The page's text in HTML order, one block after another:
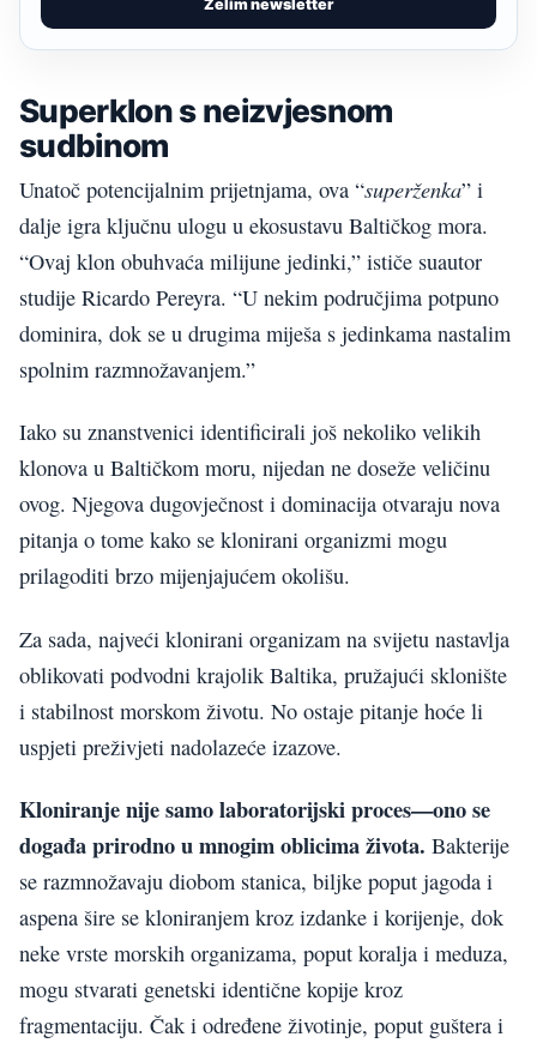
Želim newsletter
Superklon s neizvjesnom
sudbinom
Unatoč potencijalnim prijetnjama, ova “superženka” i
dalje igra ključnu ulogu u ekosustavu Baltičkog mora.
“Ovaj klon obuhvaća milijune jedinki,” ističe suautor
studije Ricardo Pereyra. “U nekim područjima potpuno
dominira, dok se u drugima miješa s jedinkama nastalim
spolnim razmnožavanjem.”
Iako su znanstvenici identificirali još nekoliko velikih
klonova u Baltičkom moru, nijedan ne doseže veličinu
ovog. Njegova dugovječnost i dominacija otvaraju nova
pitanja o tome kako se klonirani organizmi mogu
prilagoditi brzo mijenjajućem okolišu.
Za sada, najveći klonirani organizam na svijetu nastavlja
oblikovati podvodni krajolik Baltika, pružajući sklonište
i stabilnost morskom životu. No ostaje pitanje hoće li
uspjeti preživjeti nadolazeće izazove.
Kloniranje nije samo laboratorijski proces—ono se
događa prirodno u mnogim oblicima života. Bakterije
se razmnožavaju diobom stanica, biljke poput jagoda i
aspena šire se kloniranjem kroz izdanke i korijenje, dok
neke vrste morskih organizama, poput koralja i meduza,
mogu stvarati genetski identične kopije kroz
fragmentaciju. Čak i određene životinje, poput guštera i